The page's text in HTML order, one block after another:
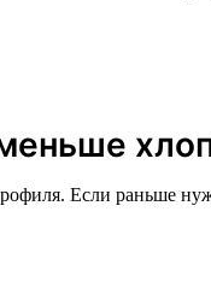
Если раньше